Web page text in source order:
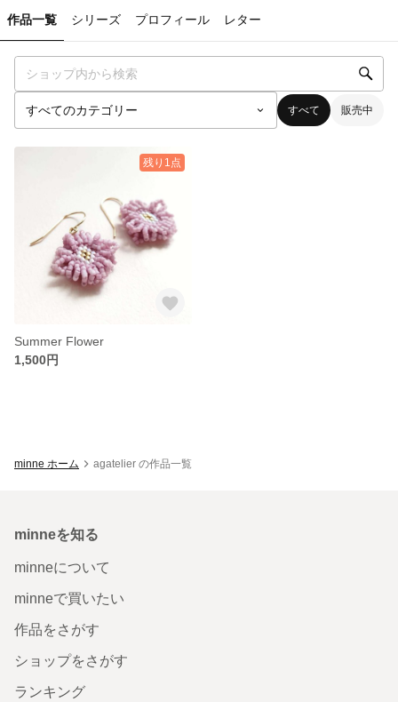
作品一覧 シリーズ プロフィール レター
すべて 販売中
残り1点
Summer Flower
1,500円
minne ホーム agatelier の作品一覧
minneを知る
minneについて
minneで買いたい
作品をさがす
ショップをさがす
ランキング